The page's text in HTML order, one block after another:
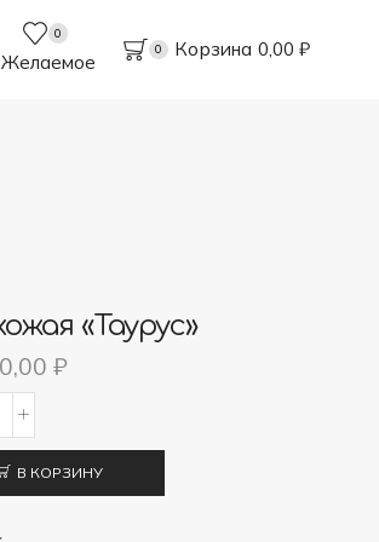
0
Желаемое
0 Корзина 0,00 ₽
«Таурус»
₽
В КОРЗИНУ